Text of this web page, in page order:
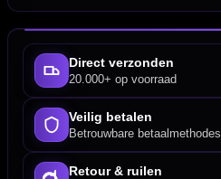
Direct verzonden
20.000+ op voorraad
Veilig betalen
Betrouwbare betaalmethodes
Retour & ruilen